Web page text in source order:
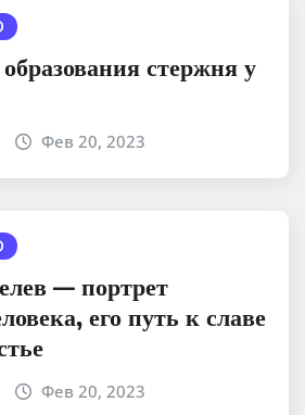
стержня у
Фев 20, 2023
— портрет
его путь к славе
Фев 20, 2023